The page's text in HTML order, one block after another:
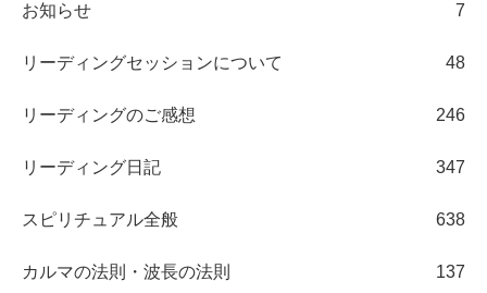
お知らせ 7
リーディングセッションについて 48
リーディングのご感想 246
リーディング日記 347
スピリチュアル全般 638
カルマの法則・波長の法則 137